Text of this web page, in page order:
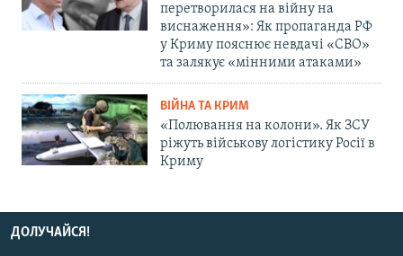
перетворилася на війну на
виснаження»: Як пропаганда РФ
у Криму пояснює невдачі «СВО»
та залякує «мінними атаками»
ВІЙНА ТА КРИМ
«Полювання на колони». Як ЗСУ
ріжуть військову логістику Росії в
Криму
ДОЛУЧАЙСЯ!